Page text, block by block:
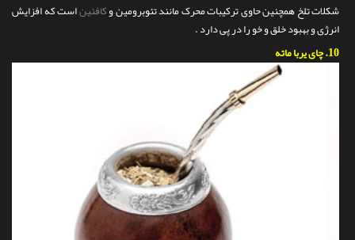
شکلات تلخ همچنین حاوی ترکیبات محرک مانند تئوبرومین وکافئیناست که افزایش
انرژی و بهبود خلق و خو را در پی دارد .
10. چای یربا ماته